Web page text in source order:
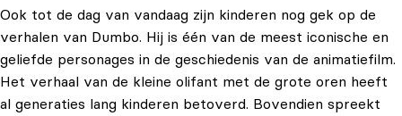
Ook tot de dag van vandaag zijn kinderen nog gek op de
verhalen van Dumbo. Hij is één van de meest iconische en
geliefde personages in de geschiedenis van de animatiefilm.
Het verhaal van de kleine olifant met de grote oren heeft
al generaties lang kinderen betoverd. Bovendien spreekt